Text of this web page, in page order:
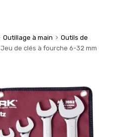
Outillage à main
Outils de
Jeu de clés à fourche 6-32 mm